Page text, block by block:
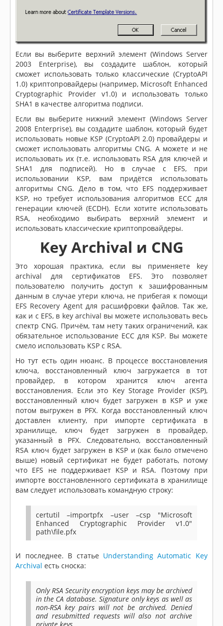
Если вы выберите верхний элемент (Windows Server
2003 Enterprise), вы создадите шаблон, который
сможет использовать только классические (CryptoAPI
1.0) криптопровайдеры (например, Microsoft Enhanced
Cryptographic Provider v1.0) и использовать только
SHA1 в качестве алгоритма подписи.
Если вы выберите нижний элемент (Windows Server
2008 Enterprise), вы создадите шаблон, который будет
использовать новые KSP (CryptoAPI 2.0) провайдеры и
сможет использовать алгоритмы CNG. А можете и не
использовать их (т.е. использовать RSA для ключей и
SHA1 для подписей). Но в случае с EFS, при
использовании KSP, вам придётся использовать
алгоритмы CNG. Дело в том, что EFS поддерживает
KSP, но требует использования алгоритмов ECC для
генерации ключей (ECDH). Если хотите использовать
RSA, необходимо выбирать верхний элемент и
использовать классические криптопровайдеры.
Key Archival и CNG
Это хорошая практика, если вы применяете key
archival для сертификатов EFS. Это позволяет
пользователю получить доступ к зашифрованным
данным в случае утери ключа, не прибегая к помощи
EFS Recovery Agent для расшифровки файлов. Так же,
как и с EFS, в key archival вы можете использовать весь
спектр CNG. Причём, там нету таких ограничений, как
обязательное использование ECC для KSP. Вы можете
смело использовать KSP с RSA.
Но тут есть один нюанс. В процессе восстановления
ключа, восстановленный ключ загружается в тот
провайдер, в котором хранится ключ агента
восстановления. Если это Key Storage Provider (KSP),
восстановленный ключ будет загружен в KSP и уже
потом выгружен в PFX. Когда восстановленный ключ
доставлен клиенту, при импорте сертификата в
хранилище, ключ будет загружен в провайдер,
указанный в PFX. Следовательно, восстановленный
RSA ключ будет загружен в KSP и (как было отмечено
выше) новый сертификат не будет работать, потому
что EFS не поддерживает KSP и RSA. Поэтому при
импорте восстановленного сертификата в хранилище
вам следует использовать командную строку:
certutil –importpfx –user –csp "Microsoft
Enhanced Cryptographic Provider v1.0"
path\file.pfx
И последнее. В статье Understanding Automatic Key
Archival есть сноска:
Only RSA Security encryption keys may be archived
in the CA database. Signature only keys as well as
non-RSA key pairs will not be archived. Denied
and resubmitted requests will also not archive
private keys.